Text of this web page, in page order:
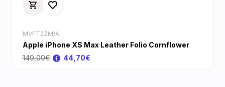
MVFT2ZM/A
Apple iPhone XS Max Leather Folio Cornflower
149,00€
44,70€